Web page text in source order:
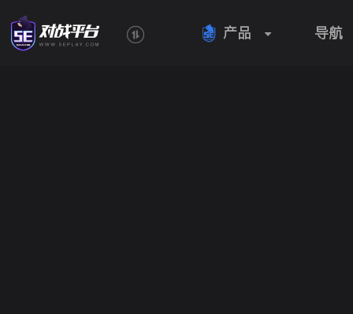
 产品 导航